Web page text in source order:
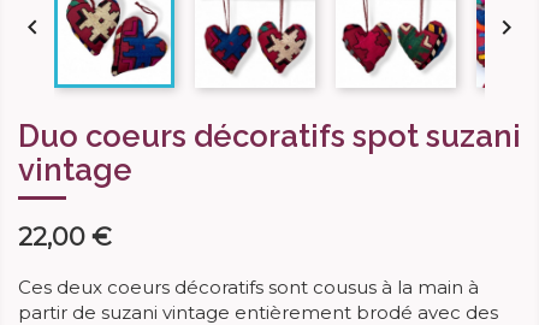
 
Duo coeurs décoratifs spot suzani
vintage
22,00 €
Ces deux coeurs décoratifs sont cousus à la main à
partir de suzani vintage entièrement brodé avec des